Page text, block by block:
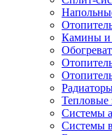
Камины и
Тепловые
Системы
Системы